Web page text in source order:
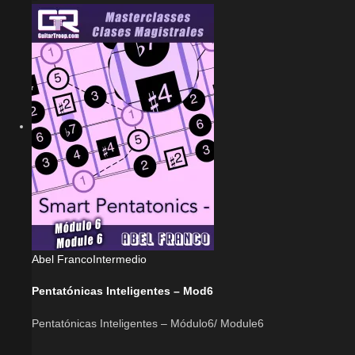
Abel FrancoIntermedio
Pentatónicas Inteligentes – Mod6
Pentatónicas Inteligentes – Módulo6/ Module6